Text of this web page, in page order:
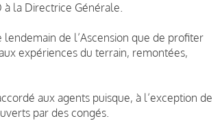
à la Directrice Générale.
de l’Ascension que de profiter
expériences du terrain, remontées,
aux agents puisque, à l’exception de
par des congés.